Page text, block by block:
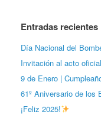
Entradas recientes
Día Nacional del
Invitación al acto
9 de Enero |
61º Aniversario de los
¡Feliz 2025!